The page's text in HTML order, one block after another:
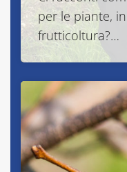
per le piante,
frutticoltura?…